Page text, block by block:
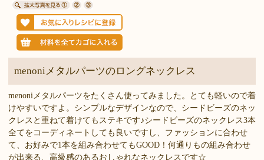
menoniメタルパーツのロングネックレス
menoniメタルパーツをたくさん使ってみました。とても軽いので着
けやすいですよ。シンプルなデザインなので、シードビーズのネッ
クレスと重ねて着けてもステキです♪シードビーズのネックレス3本
全てをコーディネートしても良いですし、ファッションに合わせ
て、お好みで1本を組み合わせてもGOOD！何通りもの組み合わせ
が出来る、高級感のあるおしゃれなネックレスです☆